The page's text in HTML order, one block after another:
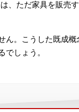
、ただ家具を販売
。こうした既成
でしょう。